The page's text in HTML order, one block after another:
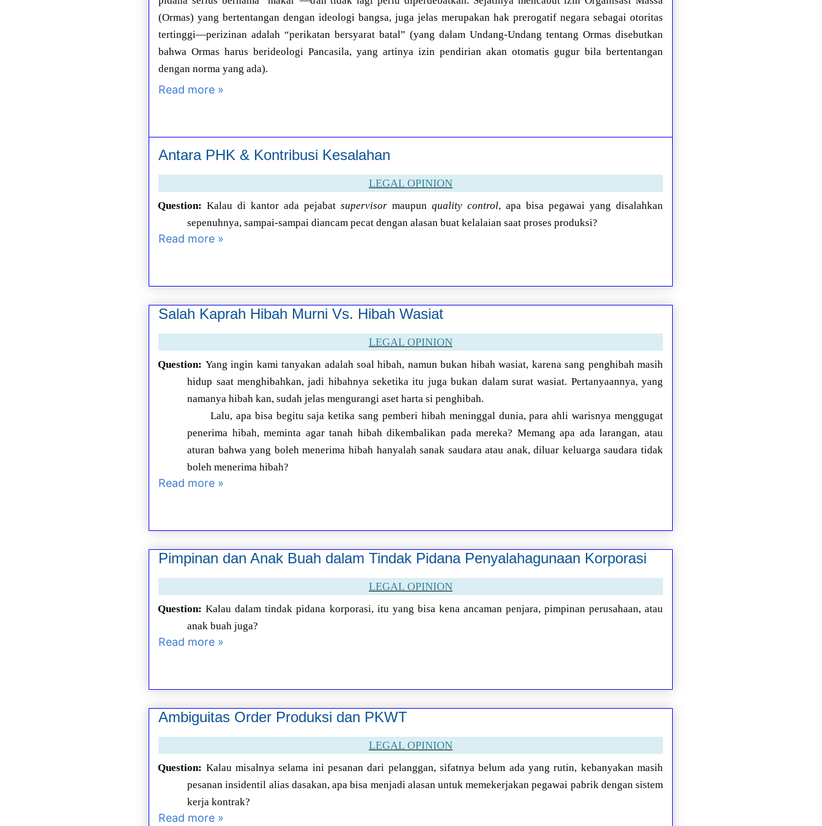
(Ormas) yang bertentangan dengan ideologi bangsa, juga jelas merupakan hak prerogatif negara sebagai otoritas
tertinggi—perizinan adalah “perikatan bersyarat batal” (yang dalam Undang-Undang tentang Ormas disebutkan
bahwa Ormas harus berideologi Pancasila, yang artinya izin pendirian akan otomatis gugur bila bertentangan
dengan norma yang ada).
Read more »
Antara PHK & Kontribusi Kesalahan
LEGAL OPINION
Question: Kalau di kantor ada pejabatsupervisor maupunquality control, apa bisa pegawai yang disalahkan
sepenuhnya, sampai-sampai diancam pecat dengan alasan buat kelalaian saat proses produksi?
Read more »
Salah Kaprah Hibah Murni Vs. Hibah Wasiat
LEGAL OPINION
Question: Yang ingin kami tanyakan adalah soal hibah, namun bukan hibah wasiat, karena sang penghibah masih
hidup saat menghibahkan, jadi hibahnya seketika itu juga bukan dalam surat wasiat. Pertanyaannya, yang
namanya hibah kan, sudah jelas mengurangi aset harta si penghibah.
Lalu, apa bisa begitu saja ketika sang pemberi hibah meninggal dunia, para ahli warisnya menggugat
penerima hibah, meminta agar tanah hibah dikembalikan pada mereka? Memang apa ada larangan, atau
aturan bahwa yang boleh menerima hibah hanyalah sanak saudara atau anak, diluar keluarga saudara tidak
boleh menerima hibah?
Read more »
Pimpinan dan Anak Buah dalam Tindak Pidana Penyalahagunaan Korporasi
LEGAL OPINION
Question: Kalau dalam tindak pidana korporasi, itu yang bisa kena ancaman penjara, pimpinan perusahaan, atau
anak buah juga?
Read more »
Ambiguitas Order Produksi dan PKWT
LEGAL OPINION
Question: Kalau misalnya selama ini pesanan dari pelanggan, sifatnya belum ada yang rutin, kebanyakan masih
pesanan insidentil alias dasakan, apa bisa menjadi alasan untuk memekerjakan pegawai pabrik dengan sistem
kerja kontrak?
Read more »